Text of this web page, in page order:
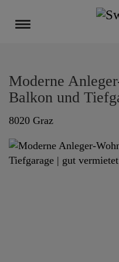
Navigation anzeigen
Moderne
Balkon und
8020 Graz